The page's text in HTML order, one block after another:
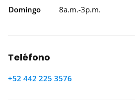
Domingo
8a.m.-3p.m.
Teléfono
+52 442 225 3576